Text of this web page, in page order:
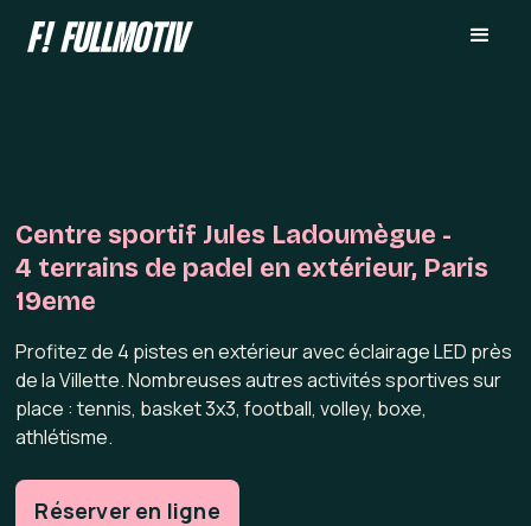
Centre sportif Jules Ladoumègue -
4 terrains de padel en extérieur, Paris
19eme
Profitez de 4 pistes en extérieur avec éclairage LED près
de la Villette. Nombreuses autres activités sportives sur
place : tennis, basket 3x3, football, volley, boxe,
athlétisme.
Réserver en ligne